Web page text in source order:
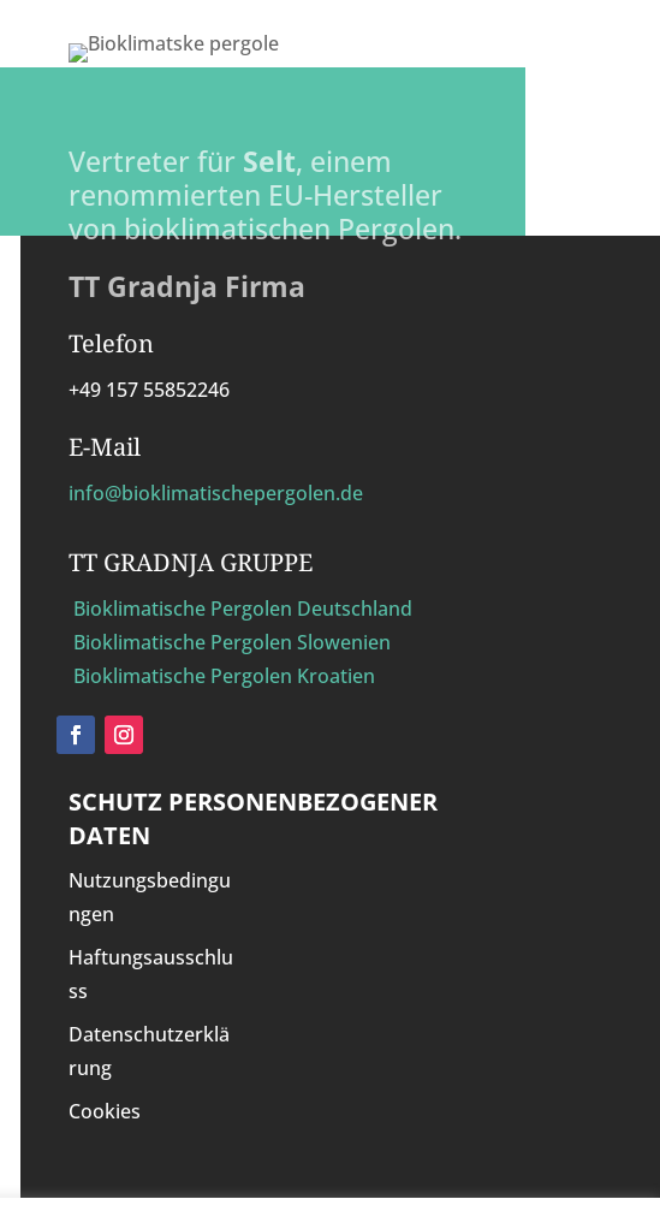
Vertreter für Selt, einem
renommierten EU-Hersteller
von bioklimatischen Pergolen.
TT Gradnja Firma
Telefon
+49 157 55852246
E-Mail
info@bioklimatischepergolen.de
TT GRADNJA GRUPPE
Bioklimatische Pergolen Deutschland
Bioklimatische Pergolen Slowenien
Bioklimatische Pergolen Kroatien
SCHUTZ PERSONENBEZOGENER
DATEN
Nutzungsbedingu
ngen
Haftungsausschlu
ss
Datenschutzerklä
rung
Cookies